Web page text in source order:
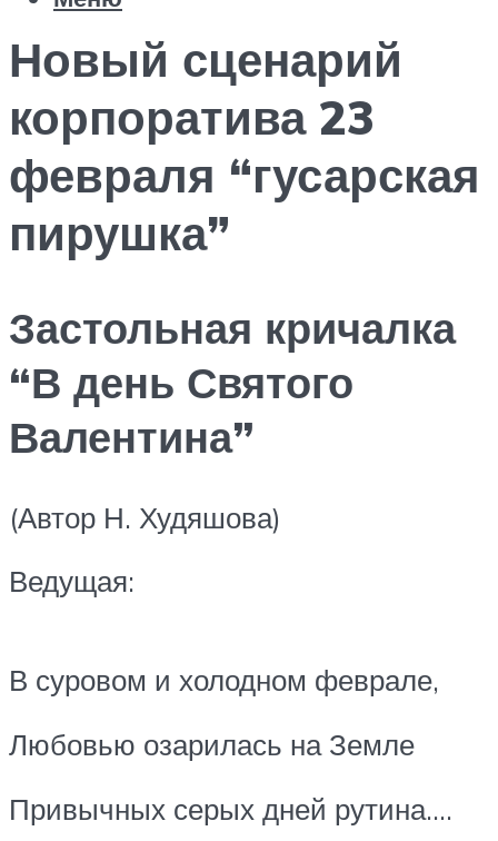
Новый сценарий
корпоратива 23
февраля “гусарская
пирушка”
Застольная кричалка
“В день Святого
Валентина”
(Автор Н. Худяшова)
Ведущая:
В суровом и холодном феврале,
Любовью озарилась на Земле
Привычных серых дней рутина….